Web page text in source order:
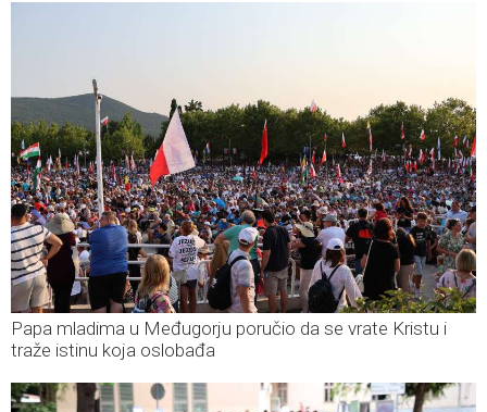
Papa mladima u Međugorju poručio da se vrate Kristu i
traže istinu koja oslobađa